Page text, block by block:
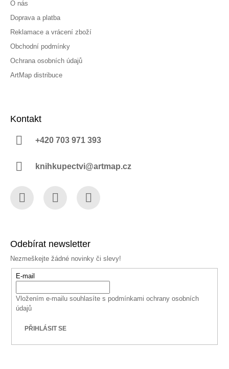
O nás
Doprava a platba
Reklamace a vrácení zboží
Obchodní podmínky
Ochrana osobních údajů
ArtMap distribuce
Kontakt
+420 703 971 393
knihkupectvi@artmap.cz
Odebírat newsletter
Nezmeškejte žádné novinky či slevy!
E-mail
Vložením e-mailu souhlasíte s podmínkami ochrany osobních
údajů
PŘIHLÁSIT SE